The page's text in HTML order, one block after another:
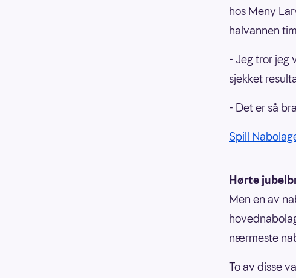
hos Meny
halvannen
- Jeg tror jeg
sjekket
- Det er så
Spill
Hørte
Men en av
nærmeste
To av disse